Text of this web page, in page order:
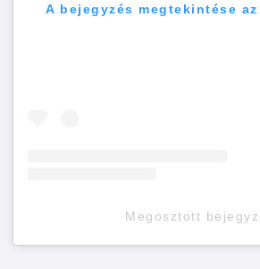
A bejegyzés megtekintése
Megosztott